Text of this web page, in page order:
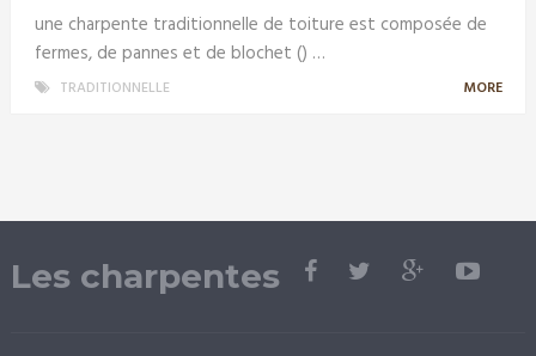
une charpente traditionnelle de toiture est composée de
fermes, de pannes et de blochet () …
TRADITIONNELLE MORE
Les charpentes